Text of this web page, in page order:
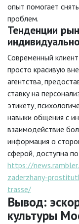
опыт помогает
проблем.
Тенденции
Современный
просто красивую
агентства,
ставку на
этикету,
навыки общения с
взаимодействие
информация о
сферой, доступна
https://
zaderzhany-
trasse/
Вывод:
культуры